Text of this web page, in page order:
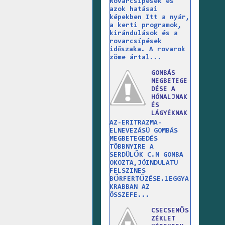
azok hatásai
képekben Itt a nyár,
a kerti programok,
kirándulások és a
rovarcsípések
időszaka. A rovarok
zöme ártal...
GOMBÁS
MEGBETEGE
DÉSE A
HÓNALJNAK
ÉS
LÁGYÉKNAK
AZ-ERITRAZMA-
ELNEVEZÁSÜ GOMBÁS
MEGBETEGEDÉS
TÖBBNYIRE A
SERDÜLŐK C.M GOMBA
OKOZTA,JÓINDULATU
FELSZINES
BŐRFERTŐZÉSE.lEGGYA
KRABBAN AZ
ÖSSZEFE...
CSECSEMŐS
ZÉKLET